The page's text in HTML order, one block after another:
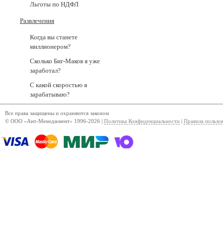
Льготы по НДФЛ
Развлечения
Когда вы станете
миллионером?
Сколько Биг-Маков я уже
заработал?
С какой скоростью я
зарабатываю?
Все права защищены и охраняются законом
© ООО «Ант-Менеджмент» 1996-2026 | Политика Конфиденциальности Правила